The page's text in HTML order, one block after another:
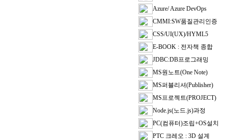
Azure/ Azure DevOps
CMMI:SW품질관리인증
CSS/UI(UX)/HYML5
E-BOOK : 전자책 종합
JDBC:DB프로그래밍
MS원노트(One Note)
MS퍼블리셔(Publisher)
MS프로젝트(PROJECT)
Node.js(노드.js)과정
PC(컴퓨터)조립+OS설치
PTC 크레오 : 3D 설계